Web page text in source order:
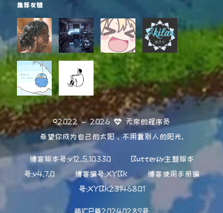
推荐友链
©2022 - 2026
无奈的程序员
希望你成为自己的太阳，不用靠别人的阳光.
博客版本号:v12.5.10330
Butterfly主题版本
号:v4.7.0
博客编号:XYBK
博客使用手册编
号:XYBK23146801
萌ICP备20240289号